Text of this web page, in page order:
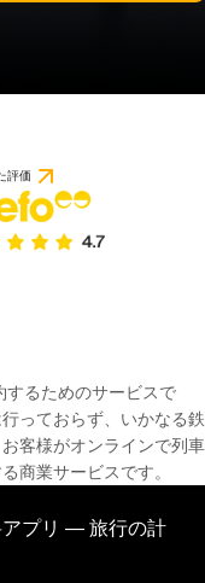
評価
するためのサービスで
っておらず、いかなる鉄
客様がオンラインで列車
商業サービスです。
アプリ — 旅行の計
1 件のレビューに基づ